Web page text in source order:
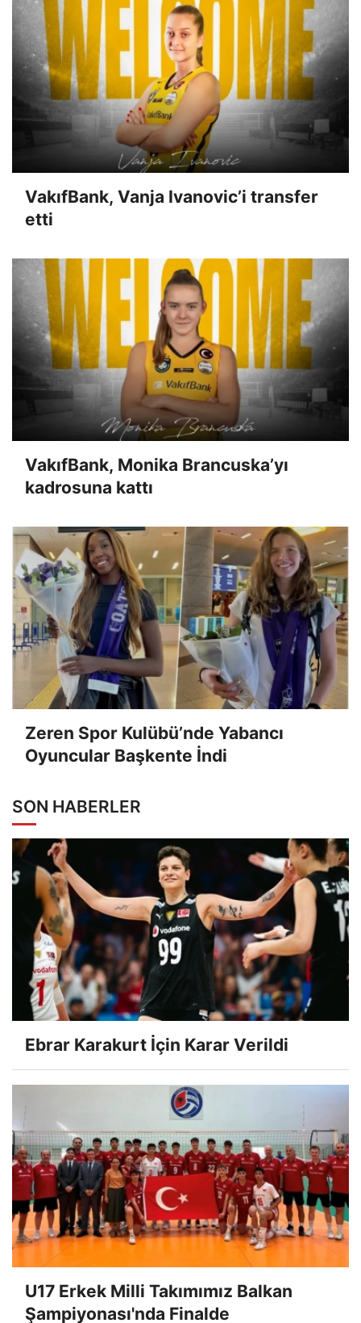
VakıfBank, Vanja Ivanovic’i transfer
etti
VakıfBank, Monika Brancuska’yı
kadrosuna kattı
Zeren Spor Kulübü’nde Yabancı
Oyuncular Başkente İndi
SON HABERLER
Ebrar Karakurt İçin Karar Verildi
U17 Erkek Milli Takımımız Balkan
Şampiyonası'nda Finalde